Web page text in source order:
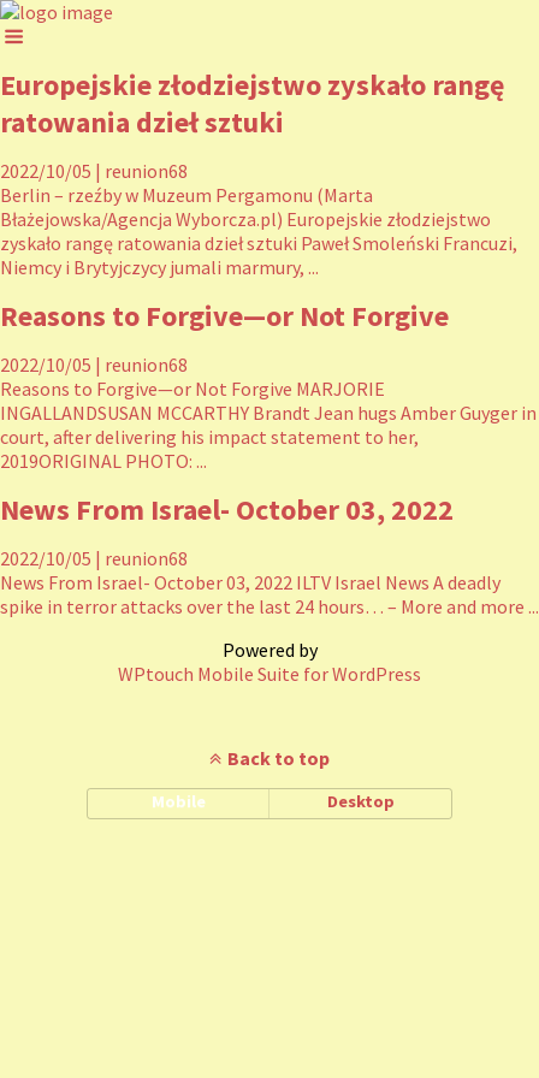
Europejskie złodziejstwo zyskało rangę
ratowania dzieł sztuki
2022/10/05 | reunion68
Berlin – rzeźby w Muzeum Pergamonu (Marta
Błażejowska/Agencja Wyborcza.pl) Europejskie złodziejstwo
zyskało rangę ratowania dzieł sztuki Paweł Smoleński Francuzi,
Niemcy i Brytyjczycy jumali marmury, ...
Reasons to Forgive—or Not Forgive
2022/10/05 | reunion68
Reasons to Forgive—or Not Forgive MARJORIE
INGALLANDSUSAN MCCARTHY Brandt Jean hugs Amber Guyger in
court, after delivering his impact statement to her,
2019ORIGINAL PHOTO: ...
News From Israel- October 03, 2022
2022/10/05 | reunion68
News From Israel- October 03, 2022 ILTV Israel News A deadly
spike in terror attacks over the last 24 hours… – More and more ...
Powered by
WPtouch Mobile Suite for WordPress
Back to top
Mobile Desktop